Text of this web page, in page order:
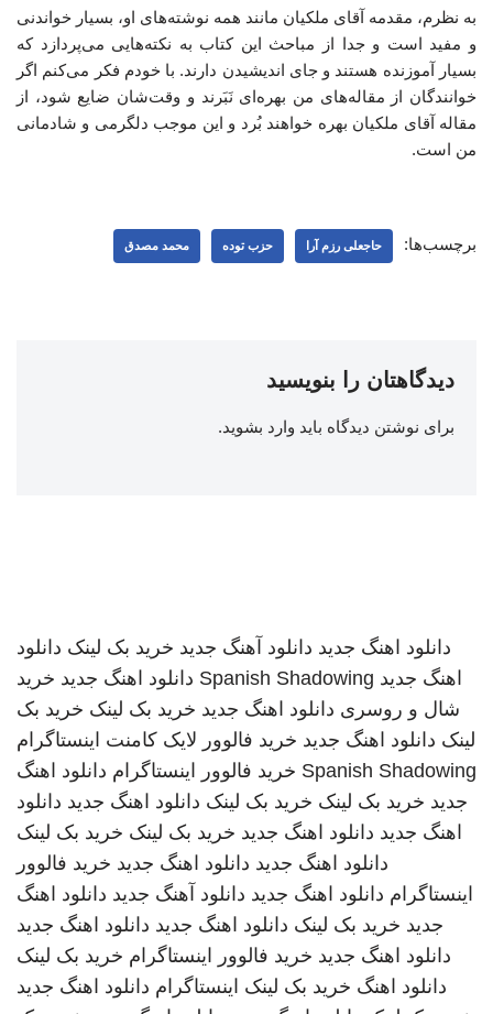
به نظرم، مقدمه آقای ملکیان مانند همه نوشته‌های او، بسیار خواندنی
و مفید است و جدا از مباحث این کتاب به نکته‌هایی می‌پردازد که
بسیار آموزنده هستند و جای اندیشیدن دارند. با خودم فکر می‌کنم اگر
خوانندگان از مقاله‌های من بهره‌ای نَبَرند و وقت‌شان ضایع شود، از
مقاله آقای ملکیان بهره خواهند بُرد و این موجب دلگرمی و شادمانی
من است.
برچسب‌ها: حاجعلی رزم آرا حزب توده محمد مصدق
دیدگاهتان را بنویسید
برای نوشتن دیدگاه باید وارد بشوید.
دانلود اهنگ جدید دانلود آهنگ جدید خرید بک لینک دانلود
اهنگ جدید Spanish Shadowing دانلود اهنگ جدید خرید
شال و روسری دانلود اهنگ جدید خرید بک لینک خرید بک
لینک دانلود اهنگ جدید خرید فالوور لایک کامنت اینستاگرام
Spanish Shadowing خرید فالوور اینستاگرام دانلود اهنگ
جدید خرید بک لینک خرید بک لینک دانلود اهنگ جدید دانلود
اهنگ جدید دانلود اهنگ جدید خرید بک لینک خرید بک لینک
دانلود اهنگ جدید دانلود اهنگ جدید خرید فالوور
اینستاگرام دانلود اهنگ جدید دانلود آهنگ جدید دانلود اهنگ
جدید خرید بک لینک دانلود اهنگ جدید دانلود اهنگ جدید
دانلود اهنگ جدید خرید فالوور اینستاگرام خرید بک لینک
دانلود اهنگ خرید بک لینک اینستاگرام دانلود اهنگ جدید